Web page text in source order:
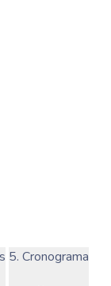
5. Cronograma